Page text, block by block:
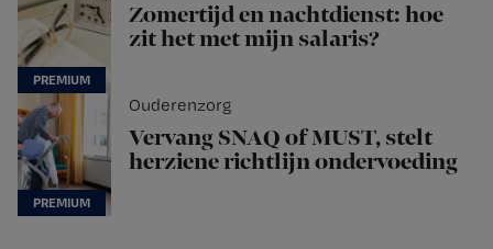
Zomertijd en nachtdienst: hoe
zit het met mijn salaris?
Ouderenzorg
Vervang SNAQ of MUST, stelt
herziene richtlijn ondervoeding